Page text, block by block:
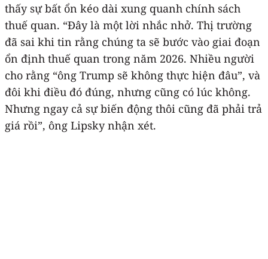
thấy sự bất ổn kéo dài xung quanh chính sách
thuế quan. “Đây là một lời nhắc nhở. Thị trường
đã sai khi tin rằng chúng ta sẽ bước vào giai đoạn
ổn định thuế quan trong năm 2026. Nhiều người
cho rằng “ông Trump sẽ không thực hiện đâu”, và
đôi khi điều đó đúng, nhưng cũng có lúc không.
Nhưng ngay cả sự biến động thôi cũng đã phải trả
giá rồi”, ông Lipsky nhận xét.